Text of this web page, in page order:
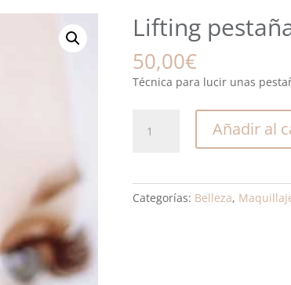
Lifting
50,00€
Técnica para lucir unas
pestañas
Añadir al
Categorías: Belleza,